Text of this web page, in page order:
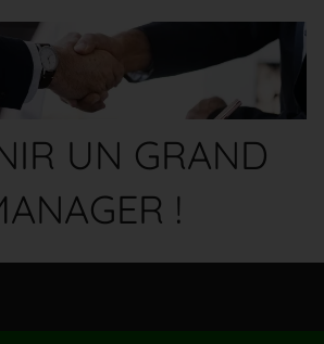
UN GRAND
!